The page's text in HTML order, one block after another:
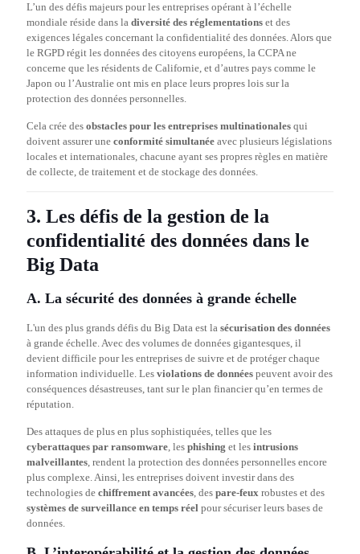
L’un des défis majeurs pour les entreprises opérant à l’échelle
mondiale réside dans la diversité des réglementations et des
exigences légales concernant la confidentialité des données. Alors que
le RGPD régit les données des citoyens européens, la CCPA ne
concerne que les résidents de Californie, et d’autres pays comme le
Japon ou l’Australie ont mis en place leurs propres lois sur la
protection des données personnelles.
Cela crée des obstacles pour les entreprises multinationales qui
doivent assurer une conformité simultanée avec plusieurs législations
locales et internationales, chacune ayant ses propres règles en matière
de collecte, de traitement et de stockage des données.
3. Les défis de la gestion de la
confidentialité des données dans le
Big Data
A. La sécurité des données à grande échelle
L'un des plus grands défis du Big Data est la sécurisation des données
à grande échelle. Avec des volumes de données gigantesques, il
devient difficile pour les entreprises de suivre et de protéger chaque
information individuelle. Les violations de données peuvent avoir des
conséquences désastreuses, tant sur le plan financier qu’en termes de
réputation.
Des attaques de plus en plus sophistiquées, telles que les
cyberattaques par ransomware, les phishing et les intrusions
malveillantes, rendent la protection des données personnelles encore
plus complexe. Ainsi, les entreprises doivent investir dans des
technologies de chiffrement avancées, des pare-feux robustes et des
systèmes de surveillance en temps réel pour sécuriser leurs bases de
données.